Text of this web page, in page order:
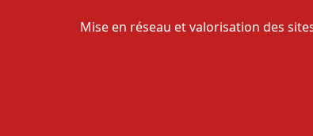
Mise en réseau et valorisation des